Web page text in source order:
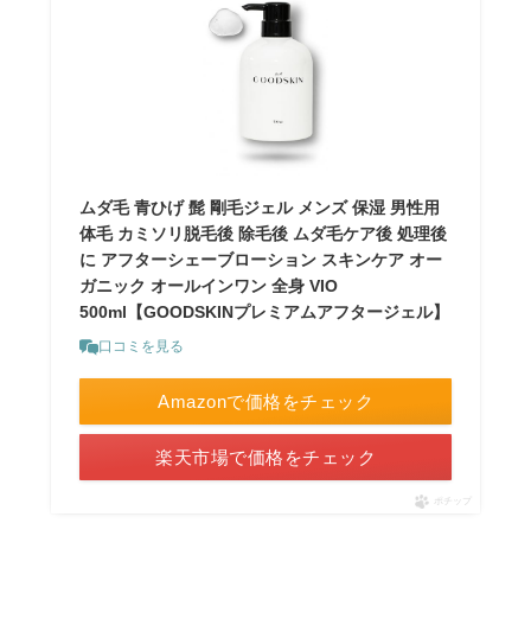
ムダ毛 青ひげ 髭 剛毛ジェル メンズ 保湿 男性用
体毛 カミソリ脱毛後 除毛後 ムダ毛ケア後 処理後
に アフターシェーブローション スキンケア オー
ガニック オールインワン 全身 VIO
500ml【GOODSKINプレミアムアフタージェル】
口コミを見る
Amazonで価格をチェック
楽天市場で価格をチェック
ポチップ